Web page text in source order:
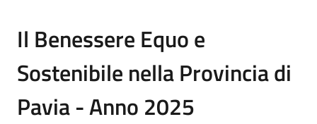
Il Benessere Equo e
Sostenibile nella Provincia di
Pavia - Anno 2025